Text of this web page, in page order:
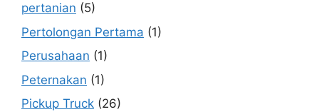
pertanian (5)
Pertolongan Pertama (1)
Perusahaan (1)
Peternakan (1)
Pickup Truck (26)